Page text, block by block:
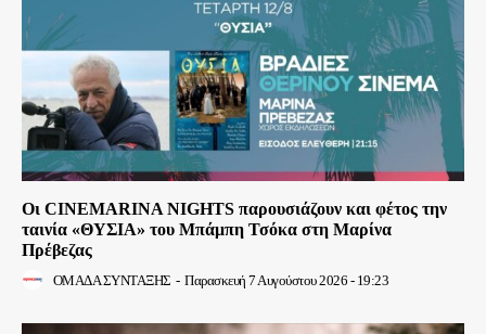
Οι CINEMARINA NIGHTS παρουσιάζουν και φέτος την
ταινία «ΘΥΣΙΑ» του Μπάμπη Τσόκα στη Μαρίνα
Πρέβεζας
ΟΜΑΔΑ ΣΥΝΤΑΞΗΣ - Παρασκευή 7 Αυγούστου 2026 - 19:23